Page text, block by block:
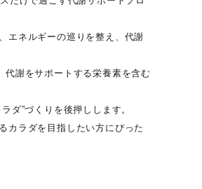
エネルギーの巡りを整え、代謝
代謝をサポートする栄養素を含む
ダ”づくりを後押しします。
カラダを目指したい方にぴった